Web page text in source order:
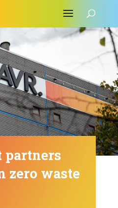
partners
zero waste